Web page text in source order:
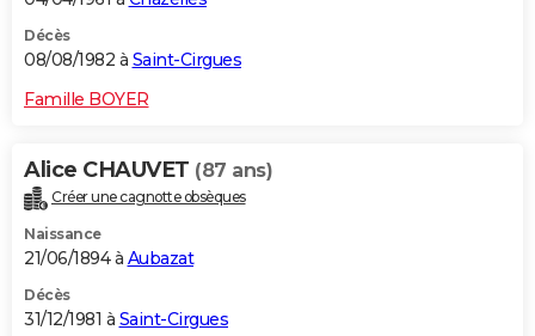
Décès
08/08/1982 à Saint-Cirgues
Famille BOYER
Alice CHAUVET (87 ans)
Créer une cagnotte obsèques
Naissance
21/06/1894 à Aubazat
Décès
31/12/1981 à Saint-Cirgues